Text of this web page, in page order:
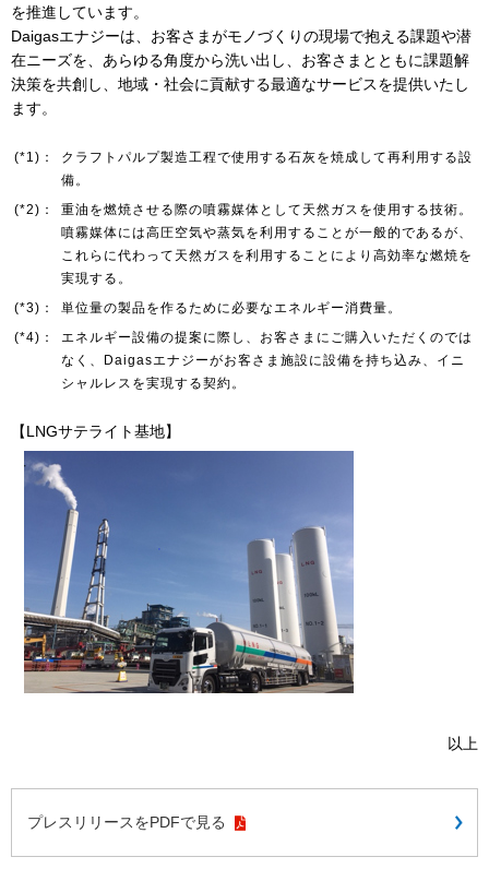
お問い合わせ English
を推進しています。
Daigasエナジーは、お客さまがモノづくりの現場で抱える課題や潜
在ニーズを、あらゆる角度から洗い出し、お客さまとともに課題解
決策を共創し、地域・社会に貢献する最適なサービスを提供いたし
ます。
(*1)：
クラフトパルプ製造工程で使用する石灰を焼成して再利用する設
備。
(*2)：
重油を燃焼させる際の噴霧媒体として天然ガスを使用する技術。
噴霧媒体には高圧空気や蒸気を利用することが一般的であるが、
これらに代わって天然ガスを利用することにより高効率な燃焼を
実現する。
(*3)：
単位量の製品を作るために必要なエネルギー消費量。
(*4)：
エネルギー設備の提案に際し、お客さまにご購入いただくのでは
なく、Daigasエナジーがお客さま施設に設備を持ち込み、イニ
シャルレスを実現する契約。
【LNGサテライト基地】
以上
プレスリリースをPDFで見る